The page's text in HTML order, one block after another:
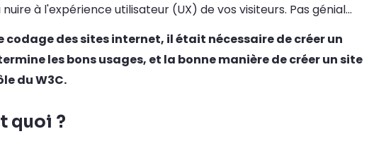
à l'expérience utilisateur (UX) de vos visiteurs. Pas génial...
codage des sites internet, il était nécessaire de créer un
les bons usages, et la bonne manière de créer un site
du W3C.
quoi ?